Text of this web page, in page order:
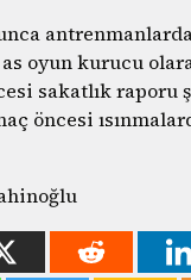
antrenmanlarda
oyun kurucu
sakatlık raporu
öncesi